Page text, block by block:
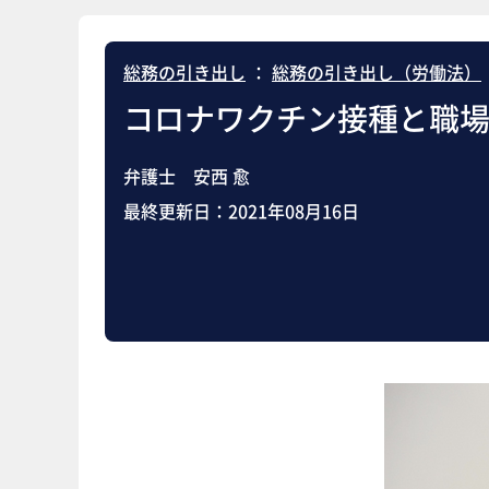
総務の引き出し ： 総務の引き出し（労働法）
コロナワクチン接種と職
弁護士 安西 愈
最終更新日： 2021年08月16日